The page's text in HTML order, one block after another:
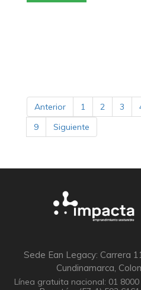
Anterior 1 2 3
9
Siguiente
Sede Ean Legacy: Carrera
Cundinamarca,
Línea gratuita nacional: 01